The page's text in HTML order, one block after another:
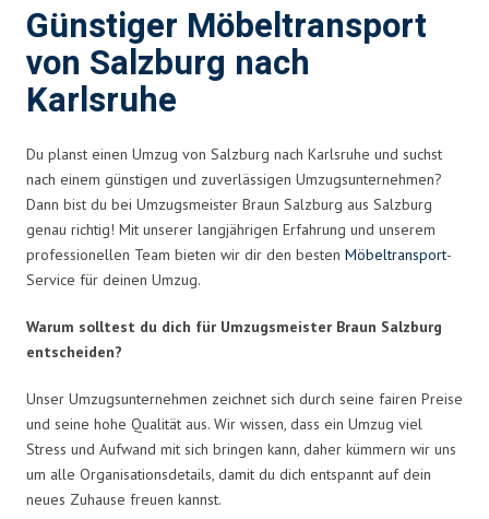
Günstiger Möbeltransport
von Salzburg nach
Karlsruhe
Du planst einen Umzug von Salzburg nach Karlsruhe und suchst
nach einem günstigen und zuverlässigen Umzugsunternehmen?
Dann bist du bei Umzugsmeister Braun Salzburg aus Salzburg
genau richtig! Mit unserer langjährigen Erfahrung und unserem
professionellen Team bieten wir dir den besten Möbeltransport-
Service für deinen Umzug.
Warum solltest du dich für Umzugsmeister Braun Salzburg
entscheiden?
Unser Umzugsunternehmen zeichnet sich durch seine fairen Preise
und seine hohe Qualität aus. Wir wissen, dass ein Umzug viel
Stress und Aufwand mit sich bringen kann, daher kümmern wir uns
um alle Organisationsdetails, damit du dich entspannt auf dein
neues Zuhause freuen kannst.